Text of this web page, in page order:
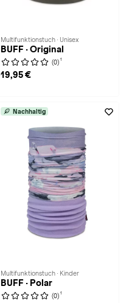
Multifunktionstuch · Unisex
BUFF · Original
(0) 1
19,95 €
Nachhaltig
Multifunktionstuch · Kinder
BUFF · Polar
(0) 1